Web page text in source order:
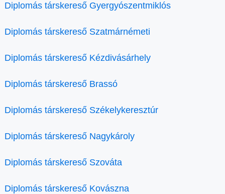
Diplomás társkereső Gyergyószentmiklós
Diplomás társkereső Szatmárnémeti
Diplomás társkereső Kézdivásárhely
Diplomás társkereső Brassó
Diplomás társkereső Székelykeresztúr
Diplomás társkereső Nagykároly
Diplomás társkereső Szováta
Diplomás társkereső Kovászna